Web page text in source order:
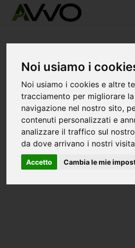
Noi usiamo i
Noi usiamo i cookies e altre
tracciamento per migliorare
navigazione nel nostro sito,
contenuti personalizzati e
analizzare il traffico sul
da dove arrivano i nostri
Accetto Cambia le mie